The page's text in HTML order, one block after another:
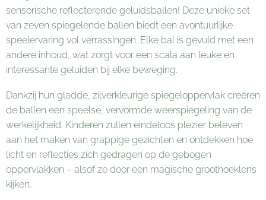
sensorische reflecterende geluidsballen! Deze unieke set
van zeven spiegelende ballen biedt een avontuurlijke
speelervaring vol verrassingen. Elke bal is gevuld met een
andere inhoud, wat zorgt voor een scala aan leuke en
interessante geluiden bij elke beweging.
Dankzij hun gladde, zilverkleurige spiegeloppervlak creëren
de ballen een speelse, vervormde weerspiegeling van de
werkelijkheid. Kinderen zullen eindeloos plezier beleven
aan het maken van grappige gezichten en ontdekken hoe
licht en reflecties zich gedragen op de gebogen
oppervlakken – alsof ze door een magische groothoeklens
kijken.